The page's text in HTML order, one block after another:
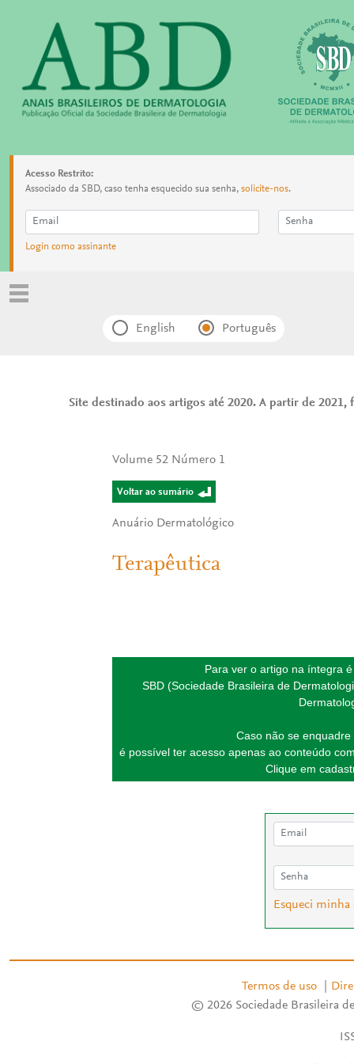
Acesso Restrito:
Associado da SBD, caso tenha esquecido sua senha, solicite-nos.
Login como assinante
English Português
Site destinado aos artigos até 2020. A partir de
Volume 52 Número 1
Voltar ao sumário
Anuário Dermatológico
Terapêutica
Para ver o artigo na íntegra
SBD (Sociedade Brasileira de
Caso não se
é possível ter acesso apenas ao conteúdo
Clique em
Esqueci minha
Termos de uso
© 2026 Sociedade Brasileira